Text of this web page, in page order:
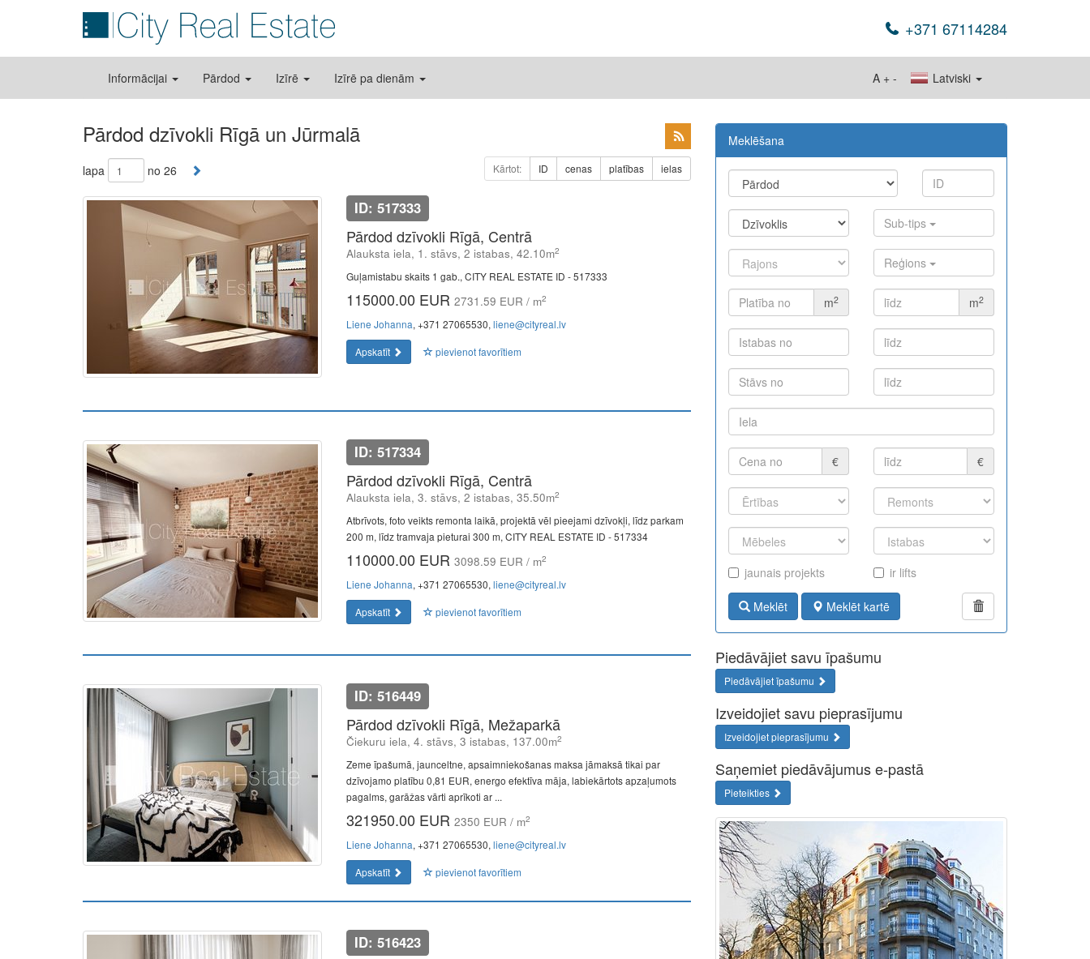
+371 67114284
Informācijai Pārdod Izīrē Izīrē pa dienām Latviski
A + -
Pārdod dzīvokli Rīgā un Jūrmalā
lapa no 26 Kārtot: ID cenas platības ielas
ID: 517333
Pārdod dzīvokli Rīgā, Centrā
Alauksta iela, 1. stāvs, 2 istabas, 42.10m2
Guļamistabu skaits 1 gab., CITY REAL ESTATE ID - 517333
115000.00 EUR 2731.59 EUR / m2
Liene Johanna, +371 27065530, liene@cityreal.lv
Apskatīt
pievienot favorītiem
ID: 517334
Pārdod dzīvokli Rīgā, Centrā
Alauksta iela, 3. stāvs, 2 istabas, 35.50m2
Atbrīvots, foto veikts remonta laikā, projektā vēl pieejami dzīvokļi, līdz parkam
200 m, līdz tramvaja pieturai 300 m, CITY REAL ESTATE ID - 517334
110000.00 EUR 3098.59 EUR / m2
Liene Johanna, +371 27065530, liene@cityreal.lv
Apskatīt
pievienot favorītiem
ID: 516449
Pārdod dzīvokli Rīgā, Mežaparkā
Čiekuru iela, 4. stāvs, 3 istabas, 137.00m2
Zeme īpašumā, jaunceltne, apsaimniekošanas maksa jāmaksā tikai par
dzīvojamo platību 0,81 EUR, energo efektīva māja, labiekārtots apzaļumots
pagalms, garāžas vārti aprīkoti ar ...
321950.00 EUR 2350 EUR / m2
Liene Johanna, +371 27065530, liene@cityreal.lv
Apskatīt
pievienot favorītiem
ID: 516423
Meklēšana
Sub-tips
Reģions
m2 m2
€ €
jaunais projekts ir lifts
Meklēt Meklēt kartē
Piedāvājiet savu īpašumu
Piedāvājiet īpašumu
Izveidojiet savu pieprasījumu
Izveidojiet pieprasījumu
Saņemiet piedāvājumus e-pastā
Pieteikties